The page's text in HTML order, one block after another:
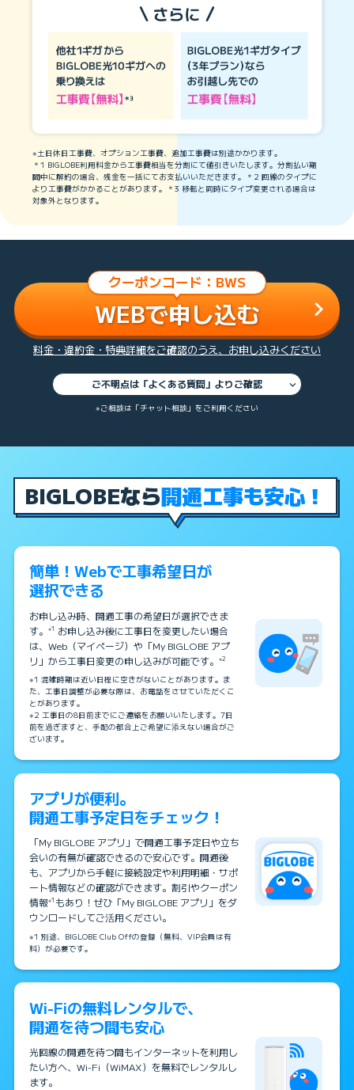
※土日休日工事費、オプション工事費、追加工事費は別途かかります。
＊1 BIGLOBE利用料金から工事費相当を分割にて値引きいたします。分割払い期
間中に解約の場合、残金を一括にてお支払いいただきます。＊2 回線のタイプに
より工事費がかかることがあります。＊3 移転と同時にタイプ変更される場合は
対象外となります。
クーポンコード：BWS
WEBで申し込む
料金・違約金・特典詳細をご確認のうえ、お申し込みください
ご不明点は「よくある質問」よりご確認
※ご相談は「チャット相談」をご利用ください
BIGLOBEなら開通工事も安心！
簡単！Webで工事希望日が
選択できる
お申し込み時、開通工事の希望日が選択できま
す。※1 お申し込み後に工事日を変更したい場合
は、Web（マイページ）や「My BIGLOBE アプ
リ」から工事日変更の申し込みが可能です。※2
※1 混雑時期は近い日程に空きがないことがあります。ま
た、工事日調整が必要な際は、お電話をさせていただくこ
とがあります。
※2 工事日の8日前までにご連絡をお願いいたします。7日
前を過ぎますと、手配の都合上ご希望に添えない場合がご
ざいます。
アプリが便利。
開通工事予定日をチェック！
「My BIGLOBE アプリ」で開通工事予定日や立ち
会いの有無が確認できるので安心です。開通後
も、アプリから手軽に接続設定や利用明細・サポ
ート情報などの確認ができます。割引やクーポン
情報※1 もあり！ぜひ「My BIGLOBE アプリ」をダ
ウンロードしてご活用ください。
※1 別途、BIGLOBE Club Offの登録（無料、VIP会員は有
料）が必要です。
Wi-Fiの無料レンタルで、
開通を待つ間も安心
光回線の開通を待つ間もインターネットを利用し
たい方へ、Wi-Fi（WiMAX）を無料でレンタルし
ます。